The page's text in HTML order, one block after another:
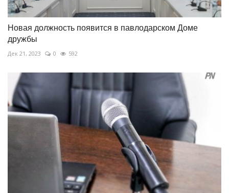
Новая должность появится в павлодарском Доме
дружбы
Дек 21, 2023 0 592